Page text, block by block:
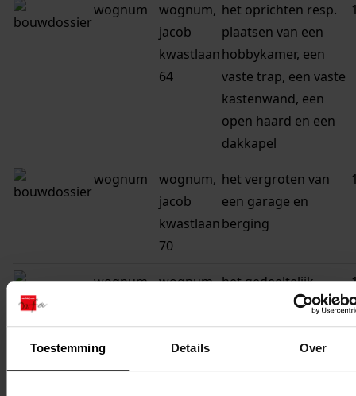
Toestemming Details Over
wognum
wognum,
jacob
kwastlaan
64
het oprichten resp.
plaatsen van een
hobbykamer, een
vaste trap, een vaste
kastenwand, een
open haard en een
dakkapel
wognum
wognum,
jacob
kwastlaan
70
het vergroten van
een garage en
berging
wognum
wognum,
kwastlaan
62
het gedeeltelijk
vergroten van een
woning